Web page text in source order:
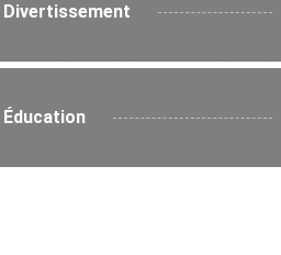
Divertissement
Éducation